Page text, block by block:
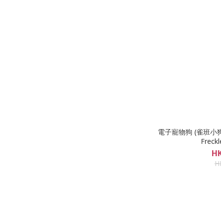
電子寵物狗 (雀班